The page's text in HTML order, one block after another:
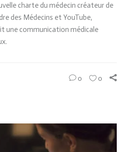
charte du médecin créateur de
des Médecins et YouTube,
une communication médicale
0 0